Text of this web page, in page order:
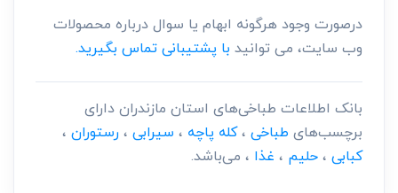
درصورت وجود هرگونه ابهام یا سوال درباره محصولات
وب سایت، می توانید با پشتیبانی تماس بگیرید.
بانک اطلاعات طباخی‌های استان مازندران دارای
برچسب‌های طباخی ،کله پاچه ، سیرابی ،رستوران ،
کبابی ،حلیم ، غذا ، می‌باشد.